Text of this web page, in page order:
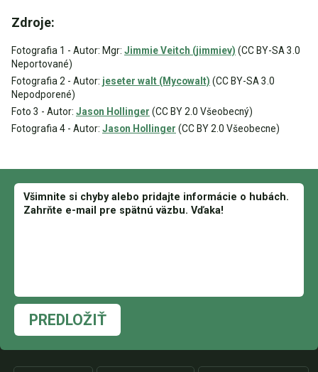
Zdroje:
Fotografia 1 - Autor: Mgr: Jimmie Veitch (jimmiev) (CC BY-SA 3.0
Neportované)
Fotografia 2 - Autor: jeseter walt (Mycowalt) (CC BY-SA 3.0
Nepodporené)
Foto 3 - Autor: Jason Hollinger (CC BY 2.0 Všeobecný)
Fotografia 4 - Autor: Jason Hollinger (CC BY 2.0 Všeobecne)
PREDLOŽIŤ